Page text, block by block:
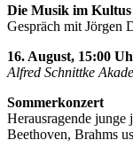
Die Musik im Kultus
Gespräch mit Jörgen
16. August, 15:00
Alfred Schnittke
Sommerkonzert
Herausragende junge
Beethoven, Brahms